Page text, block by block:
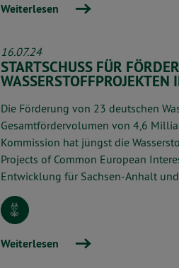
Weiterlesen
16.07.24
STARTSCHUSS FÜR
Die Förderung von 23 deutschen
Gesamtfördervolumen von 4,6
Kommission hat jüngst die
Projects of Common European
Entwicklung für Sachsen-Anhalt
Weiterlesen